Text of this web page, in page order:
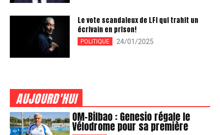
Le vote scandaleux de LFI qui trahit un
écrivain en prison!
POLITIQUE 24/01/2025
AUJOURD'HUI
OM-Bilbao : Genesio régale le
Vélodrome pour sa première